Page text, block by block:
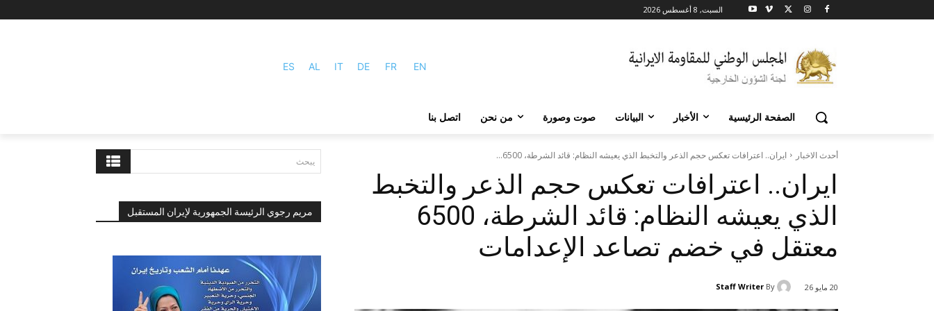
السبت, 8 أغسطس 2026
ES AL IT DE FR EN
الصفحة الرئيسية الأخبار البيانات صوت وصورة من نحن اتصل بنا
يبحث
مريم رجوي الرئيسة الجمهورية لإيران المستقبل
أحدث الاخبار ایران.. اعترافات تعكس حجم الذعر والتخبط الذي يعيشه النظام: قائد الشرطة، 6500...
ایران.. اعترافات تعكس حجم الذعر والتخبط
الذي يعيشه النظام: قائد الشرطة، 6500
معتقل في خضم تصاعد الإعدامات
20 مايو 26 By
Staff Writer